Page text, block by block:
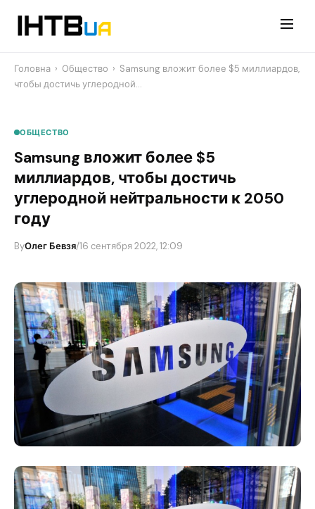
Головна › Общество › Samsung вложит более $5 миллиардов,
чтобы достичь углеродной…
ОБЩЕСТВО
Samsung вложит более $5
миллиардов, чтобы достичь
углеродной нейтральности к 2050
году
ByОлег Бевзя/16 сентября 2022, 12:09